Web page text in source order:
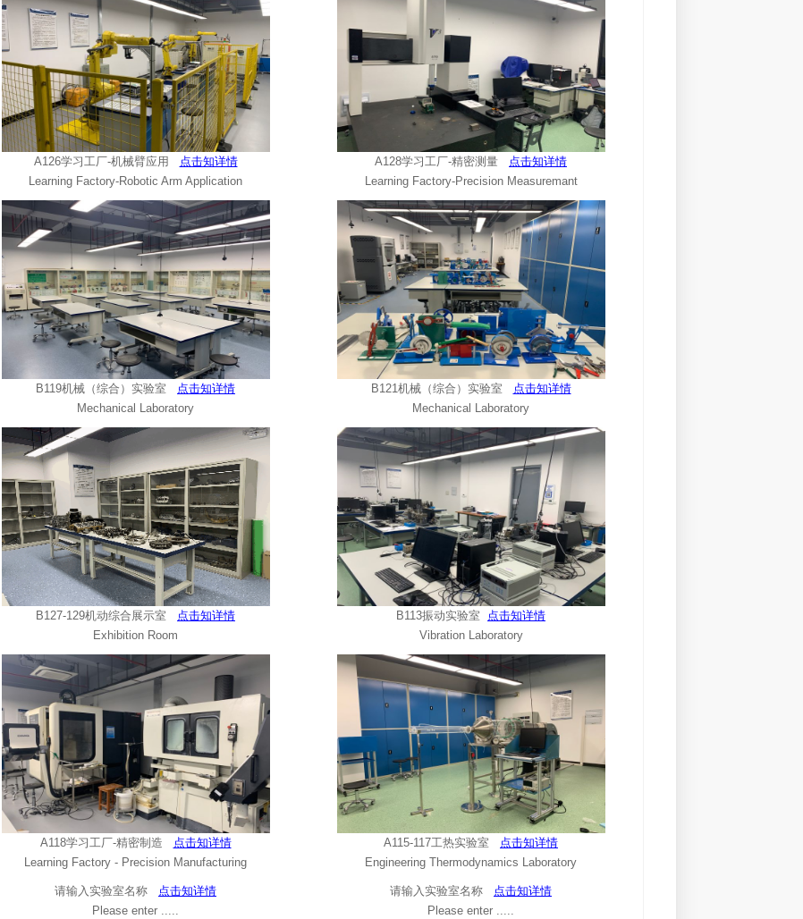
A126学习工厂-机械臂应用 点击知详情
Learning Factory-Robotic Arm Application
A128学习工厂-精密测量 点击知详情
Learning Factory-Precision Measuremant
B119机械（综合）实验室 点击知详情
Mechanical Laboratory
B121机械（综合）实验室 点击知详情
Mechanical Laboratory
B127-129机动综合展示室 点击知详情
Exhibition Room
B113振动实验室 点击知详情
Vibration Laboratory
A118学习工厂-精密制造 点击知详情
Learning Factory - Precision Manufacturing
A115-117工热实验室
点击知详情
Engineering Thermodynamics Laboratory
请输入实验室名称 点击知详情
Please enter .....
请输入实验室名称 点击知详情
Please enter .....